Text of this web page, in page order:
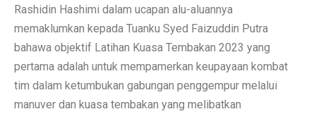
Rashidin Hashimi dalam ucapan alu-aluannya
memaklumkan kepada Tuanku Syed Faizuddin Putra
bahawa objektif Latihan Kuasa Tembakan 2023 yang
pertama adalah untuk mempamerkan keupayaan kombat
tim dalam ketumbukan gabungan penggempur melalui
manuver dan kuasa tembakan yang melibatkan